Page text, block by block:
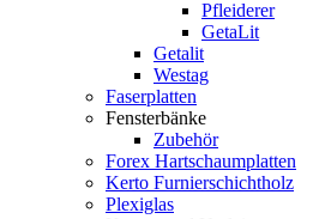
Pfleiderer
GetaLit
Getalit
Westag
Faserplatten
Fensterbänke
Zubehör
Forex Hartschaumplatten
Kerto Furnierschichtholz
Plexiglas